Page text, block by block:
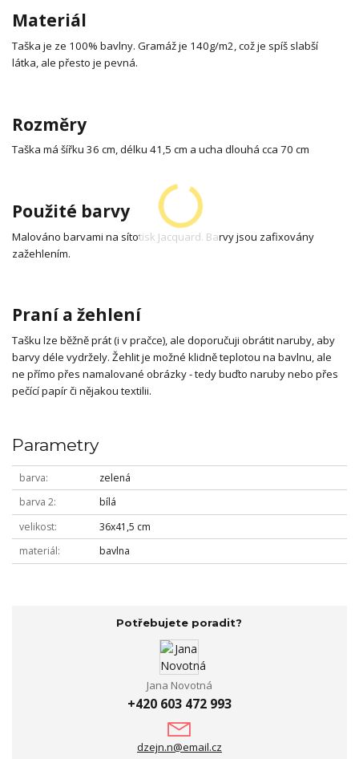
Materiál
Taška je ze 100% bavlny. Gramáž je 140g/m2, což je spíš slabší
látka, ale přesto je pevná.
Rozměry
Taška má šířku 36 cm, délku 41,5 cm a ucha dlouhá cca 70 cm
Použité barvy
Malováno barvami na sítotisk Jacquard. Barvy jsou zafixovány
zažehlením.
Praní a žehlení
Tašku lze běžně prát (i v pračce), ale doporučuji obrátit naruby, aby
barvy déle vydržely. Žehlit je možné klidně teplotou na bavlnu, ale
ne přímo přes namalované obrázky - tedy buďto naruby nebo přes
pečící papír či nějakou textilii.
Parametry
barva
zelená
barva 2
bílá
velikost
36x41,5 cm
materiál
bavlna
Potřebujete poradit?
Jana Novotná
+420 603 472 993
dzejn.n@email.cz